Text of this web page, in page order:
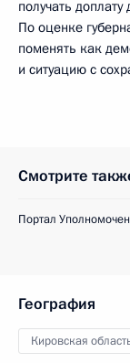
получать
По оценке
поменять как
и ситуацию с
Смотрите
Портал
География
Кировская